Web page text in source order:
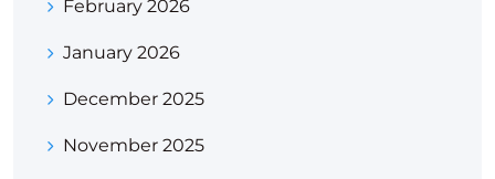
February 2026
January 2026
December 2025
November 2025